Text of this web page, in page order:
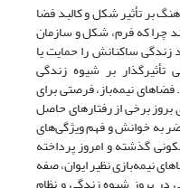
بر تأثیر شکل و کالبد فضا
چرا که فرم، شکل و سازمان
ساکنانش را حمایت یا
تأثیرگذار بر شیوه زندگی
نیمه‌باز، فرصتی برای
بروز برخی از رفتارهای حاصل
به خوانش و فهم ویژگی‌های
گذشته و امروز پرداخته
نیمه‌بازی نظیر ایوان، صفه